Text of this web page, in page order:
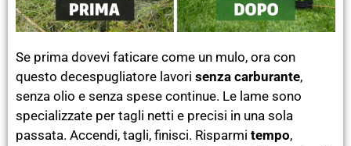
Se prima dovevi faticare come un mulo, ora con
questo decespugliatore lavori senza carburante,
senza olio e senza spese continue. Le lame sono
specializzate per tagli netti e precisi in una sola
passata. Accendi, tagli, finisci. Risparmi tempo,